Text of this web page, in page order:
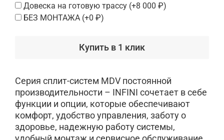
Купить в 1 клик
Довеска на готовую трассу (+8 000 ₽)
БЕЗ МОНТАЖА (+0 ₽)
Серия сплит-систем MDV постоянной
производительности – INFINI сочетает в себе
функции и опции, которые обеспечивают
комфорт, удобство управления, заботу о
здоровье, надежную работу системы,